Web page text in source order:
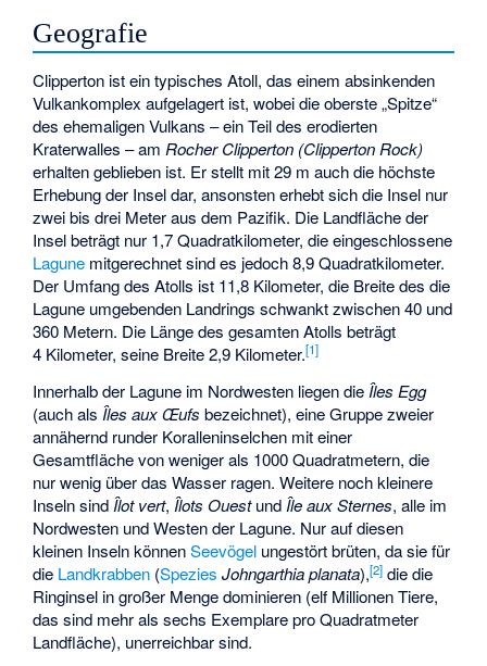
Geografie
Clipperton ist ein typisches Atoll, das einem absinkenden
Vulkankomplex aufgelagert ist, wobei die oberste „Spitze“
des ehemaligen Vulkans – ein Teil des erodierten
Kraterwalles – am Rocher Clipperton (Clipperton Rock)
erhalten geblieben ist. Er stellt mit 29 m auch die höchste
Erhebung der Insel dar, ansonsten erhebt sich die Insel nur
zwei bis drei Meter aus dem Pazifik. Die Landfläche der
Insel beträgt nur 1,7 Quadratkilometer, die eingeschlossene
Lagune mitgerechnet sind es jedoch 8,9 Quadratkilometer.
Der Umfang des Atolls ist 11,8 Kilometer, die Breite des die
Lagune umgebenden Landrings schwankt zwischen 40 und
360 Metern. Die Länge des gesamten Atolls beträgt
4 Kilometer, seine Breite 2,9 Kilometer.[1]
Innerhalb der Lagune im Nordwesten liegen dieÎles Egg
(auch alsÎles aux Œufs bezeichnet), eine Gruppe zweier
annähernd runder Koralleninselchen mit einer
Gesamtfläche von weniger als 1000 Quadratmetern, die
nur wenig über das Wasser ragen. Weitere noch kleinere
Inseln sindÎlot vert,Îlots OuestundÎle aux Sternes, alle im
Nordwesten und Westen der Lagune. Nur auf diesen
kleinen Inseln könnenSeevögel ungestört brüten, da sie für
die Landkrabben (Spezies Johngarthia planata),[2] die die
Ringinsel in großer Menge dominieren (elf Millionen Tiere,
das sind mehr als sechs Exemplare pro Quadratmeter
Landfläche), unerreichbar sind.